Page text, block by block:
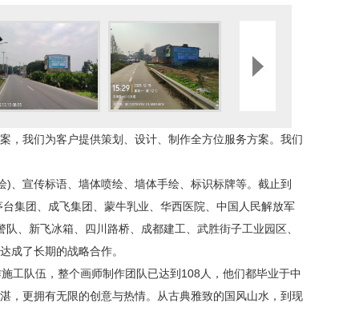
，我们为客户提供策划、设计、制作全方位服务方案。我们
、宣传标语、墙体喷绘、墙体手绘、标识标牌等。截止到
集团、成飞集团、蒙牛乳业、华西医院、中国人民解放军
、新飞冰箱、四川路桥、成都建工、武胜街子工业园区、
成了长期的战略合作。
工队伍，整个画师制作团队已达到108人，他们都毕业于中
，更拥有无限的创意与热情。从古典雅致的国风山水，到现